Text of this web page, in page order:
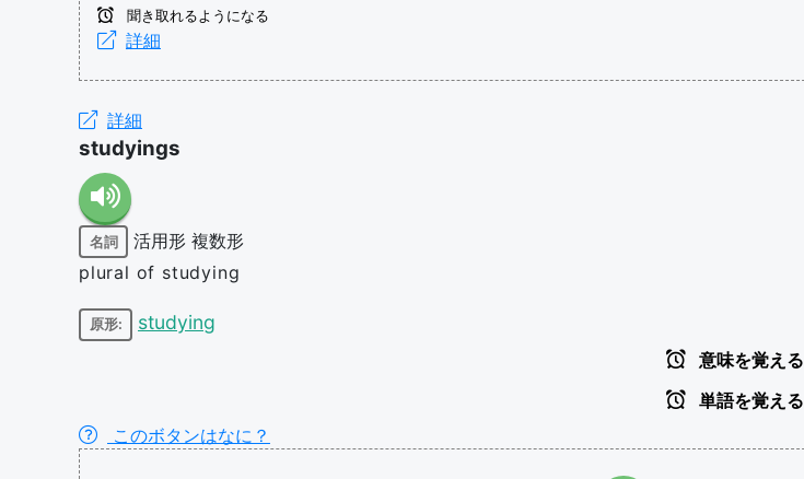
聞き取れるようになる
詳細
詳細
studyings
名詞 活用形 複数形
plural of studying
原形: studying
意味を覚える
単語を覚える
このボタンはなに？